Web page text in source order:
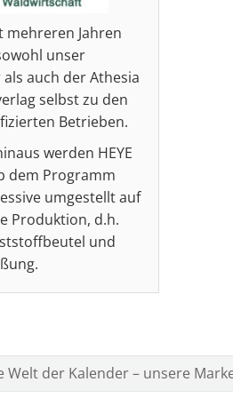
mehreren Jahren
unser
auch der Athesia
selbst zu den
Betrieben.
werden HEYE
dem Programm
umgestellt auf
Produktion, d.h.
und
Welt der Kalender – unsere